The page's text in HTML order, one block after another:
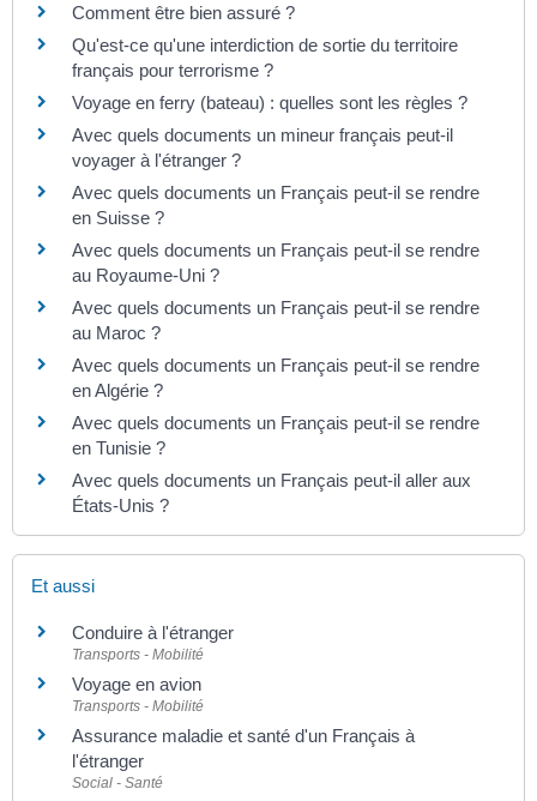
Comment être bien assuré ?
Qu'est-ce qu'une interdiction de sortie du territoire
français pour terrorisme ?
Voyage en ferry (bateau) : quelles sont les règles ?
Avec quels documents un mineur français peut-il
voyager à l'étranger ?
Avec quels documents un Français peut-il se rendre
en Suisse ?
Avec quels documents un Français peut-il se rendre
au Royaume-Uni ?
Avec quels documents un Français peut-il se rendre
au Maroc ?
Avec quels documents un Français peut-il se rendre
en Algérie ?
Avec quels documents un Français peut-il se rendre
en Tunisie ?
Avec quels documents un Français peut-il aller aux
États-Unis ?
Et aussi
Conduire à l'étranger
Transports - Mobilité
Voyage en avion
Transports - Mobilité
Assurance maladie et santé d'un Français à
l'étranger
Social - Santé